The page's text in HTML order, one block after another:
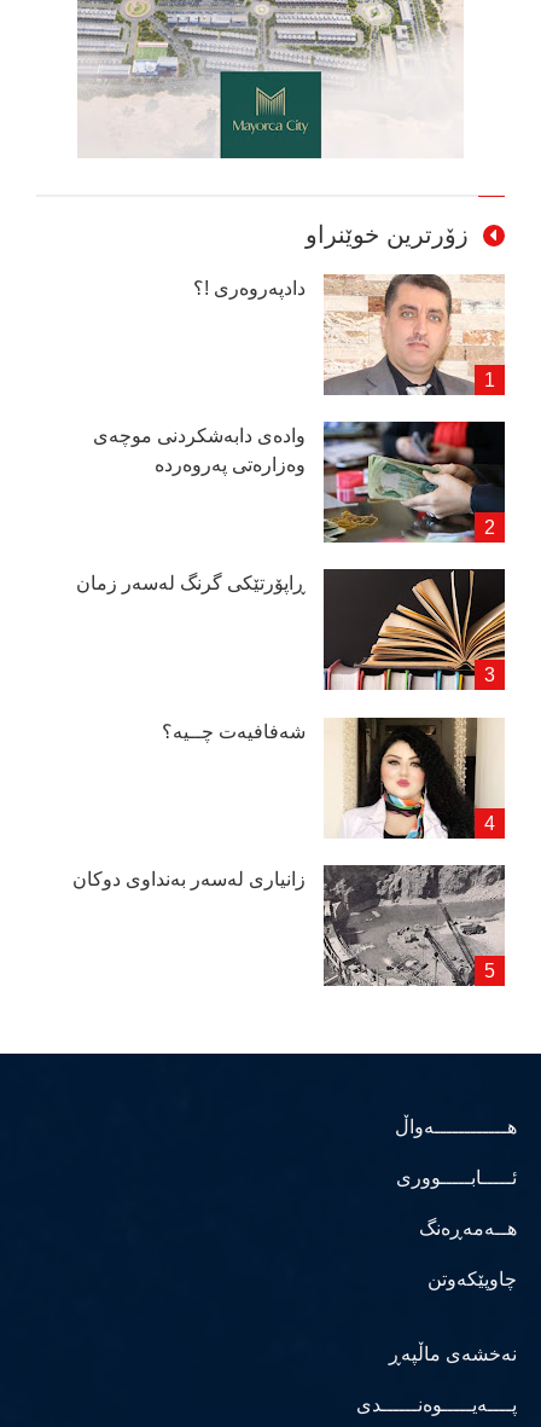
زۆرترین خوێنراو
دادپەروەری !؟
وادەی دابەشكردنی موچەی
وەزارەتی پەروەردە
ڕاپۆرتێكی گرنگ لەسەر زمان
شەفافیەت چــیە؟
زانیاری لەسەر بەنداوی دوكان
هــــــــــــەواڵ
ئـــــابـــــووری
هــەمەڕەنگ
چاوپێکەوتن
نەخشەی ماڵپەڕ
پــــەیـــــوەنــــــدی